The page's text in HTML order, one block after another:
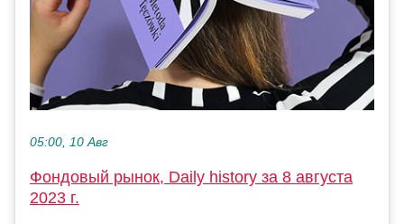
05:00, 10 Авг
Фондовый рынок, Daily history за 8 августа
2023 г.